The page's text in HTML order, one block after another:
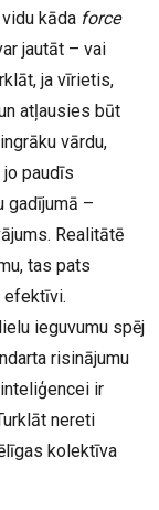
kāda force
jautāt – vai
ja vīrietis,
atļausies būt
vārdu,
paudīs
gadījumā –
Realitātē
tas pats
efektīvi.
ieguvumu spēj
risinājumu
ir
nereti
kolektīva